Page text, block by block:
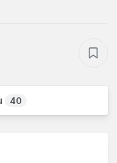
40